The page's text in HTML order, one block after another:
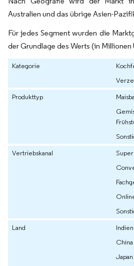
Australien und das übrige Asien-
Für jedes Segment wurden die
der Grundlage des Werts (in Millionen
Kategorie
Produkttyp
Vertriebskanal
Land
Indien
China
Japan